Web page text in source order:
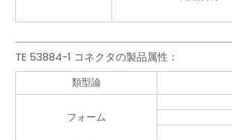
TE 53884-1 コネクタの製品属性：
類型論
フォーム